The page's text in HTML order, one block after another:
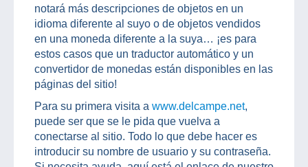
notará más descripciones de objetos en un
idioma diferente al suyo o de objetos vendidos
en una moneda diferente a la suya… ¡es para
estos casos que un traductor automático y un
convertidor de monedas están disponibles en las
páginas del sitio!
Para su primera visita a www.delcampe.net,
puede ser que se le pida que vuelva a
conectarse al sitio. Todo lo que debe hacer es
introducir su nombre de usuario y su contraseña.